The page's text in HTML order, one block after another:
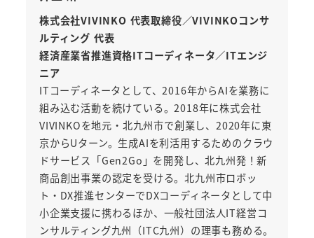
株式会社VIVINKO 代表取締役／VIVINKOコンサ
ルティング 代表
経済産業省推進資格ITコーディネータ／ITエンジ
ニア
ITコーディネータとして、2016年からAIを業務に
組み込む活動を続けている。2018年に株式会社
VIVINKOを地元・北九州市で創業し、2020年に東
京からUターン。生成AIを利活用するためのクラウ
ドサービス「Gen2Go」を開発し、北九州発！新
商品創出事業の認定を受ける。北九州市ロボッ
ト・DX推進センターでDXコーディネータとして中
小企業支援に携わるほか、一般社団法人IT経営コ
ンサルティング九州（ITC九州）の理事も務める。